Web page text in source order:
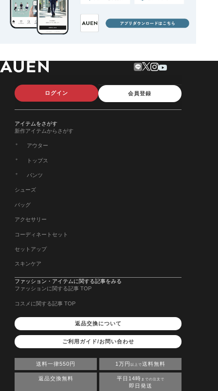
ログイン 会員登録
アイテムをさがす
新作アイテムからさがす
アウター
トップス
パンツ
シューズ
バッグ
アクセサリー
コーディネートセット
セットアップ
スキンケア
ファッション・アイテムに関する記事をみる
ファッションに関する記事 TOP
コスメに関する記事 TOP
返品交換について
ご利用ガイド/お問い合わせ
送料一律550円 1万円 以上で送料無料
返品交換無料 平日14時 までの注文で
即日発送